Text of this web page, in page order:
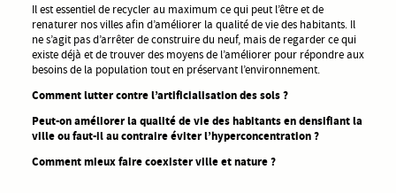
Il est essentiel de recycler au maximum ce qui peut l’être et de
renaturer nos villes afin d’améliorer la qualité de vie des habitants. Il
ne s’agit pas d’arrêter de construire du neuf, mais de regarder ce qui
existe déjà et de trouver des moyens de l’améliorer pour répondre aux
besoins de la population tout en préservant l’environnement.
Comment lutter contre l’artificialisation des sols ?
Peut-on améliorer la qualité de vie des habitants en densifiant la
ville ou faut-il au contraire éviter l’hyperconcentration ?
Comment mieux faire coexister ville et nature ?